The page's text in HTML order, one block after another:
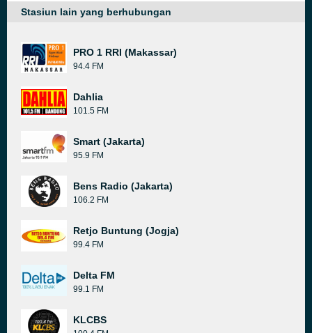
Stasiun lain yang berhubungan
PRO 1 RRI (Makassar)
94.4 FM
Dahlia
101.5 FM
Smart (Jakarta)
95.9 FM
Bens Radio (Jakarta)
106.2 FM
Retjo Buntung (Jogja)
99.4 FM
Delta FM
99.1 FM
KLCBS